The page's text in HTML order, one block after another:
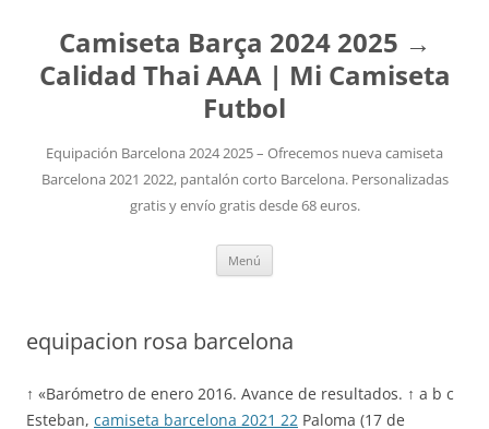
Camiseta Barça 2024 2025 →
Calidad Thai AAA | Mi Camiseta
Futbol
Equipación Barcelona 2024 2025 – Ofrecemos nueva camiseta
Barcelona 2021 2022, pantalón corto Barcelona. Personalizadas
gratis y envío gratis desde 68 euros.
Menú
equipacion rosa barcelona
↑ «Barómetro de enero 2016. Avance de resultados. ↑ a b c
Esteban, camiseta barcelona 2021 22 Paloma (17 de